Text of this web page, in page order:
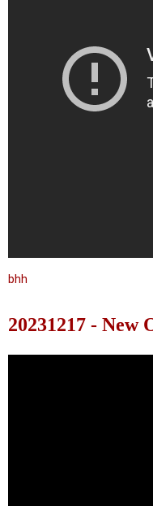
bhh
20231217 - New